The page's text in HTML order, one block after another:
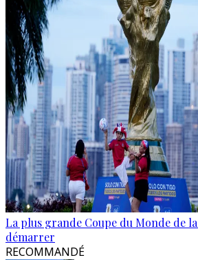
La plus grande Coupe du Monde de
démarrer
RECOMMANDÉ